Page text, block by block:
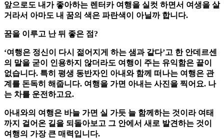
앞으로도 내가 좋아하는 렌터카 여행을 실컷 하면서 여생을 살
거라서 아마도 내 꿈의 색은 파란색이 아닐까 합니다.
꿈을 이루고 난 뒤 좋은 점?
‘여행은 정신이 다시 젊어지게 하는 샘과 같다’고 한 안데르센
의 말을 굳이 인용하지 않더라도 여행이 주는 유익함은 끝이
없습니다. 특히 평생 동반자인 아내와 함께 떠나는 여행은 관
계를 돈독히 해줍니다. 여행을 가면 아내는 사진을 찍어요. 나
는 차를 운전하고요.
아내와의 여행은 바늘 가면 실 가듯 늘 함께하는 것이라 여태
까지 걸어온 길을 되돌아보고 그 안에서 새로 발견하는 것이
여행의 가장 큰 매력입니다.